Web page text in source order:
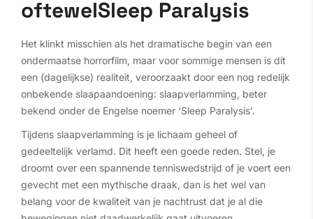
oftewelSleep Paralysis
Het klinkt misschien als het dramatische begin van een
ondermaatse horrorfilm, maar voor sommige mensen is dit
een (dagelijkse) realiteit, veroorzaakt door een nog redelijk
onbekende slaapaandoening: slaapverlamming, beter
bekend onder de Engelse noemer ‘Sleep Paralysis’.
Tijdens slaapverlamming is je lichaam geheel of
gedeeltelijk verlamd. Dit heeft een goede reden. Stel, je
droomt over een spannende tenniswedstrijd of je voert een
gevecht met een mythische draak, dan is het wel van
belang voor de kwaliteit van je nachtrust dat je al die